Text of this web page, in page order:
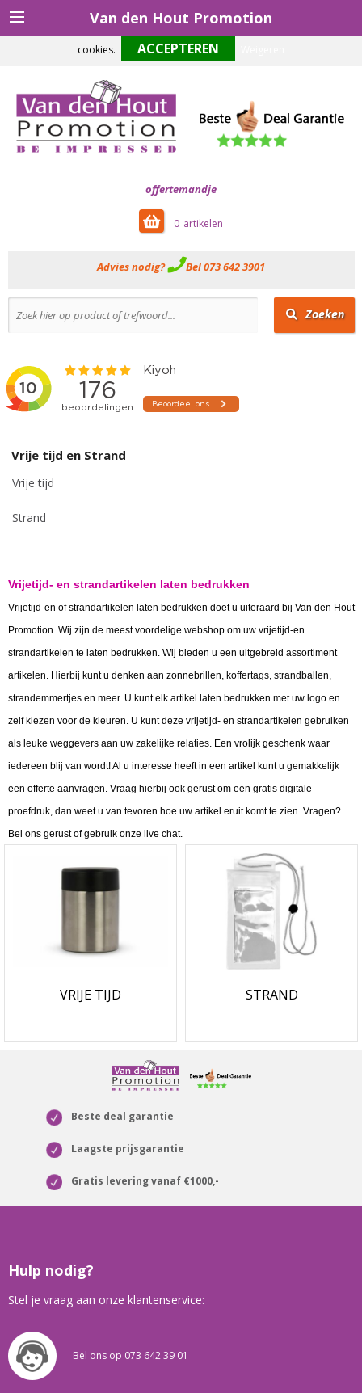
Van den Hout Promotion
offertemandje
0
Advies nodig? Bel 073 642 3901
Zoeken
Vrije tijd en Strand
Vrije tijd
Strand
Vrijetijd- en strandartikelen laten bedrukken
Vrijetijd-en of strandartikelen laten bedrukken doet u uiteraard bij Van den Hout
Promotion. Wij zijn de meest voordelige webshop om uw vrijetijd-en
strandartikelen te laten bedrukken. Wij bieden u een uitgebreid assortiment
artikelen. Hierbij kunt u denken aan zonnebrillen, koffertags, strandballen,
strandemmertjes en meer. U kunt elk artikel laten bedrukken met uw logo en
zelf kiezen voor de kleuren. U kunt deze vrijetijd- en strandartikelen gebruiken
als leuke weggevers aan uw zakelijke relaties. Een vrolijk geschenk waar
iedereen blij van wordt! Al u interesse heeft in een artikel kunt u gemakkelijk
een offerte aanvragen. Vraag hierbij ook gerust om een gratis digitale
proefdruk, dan weet u van tevoren hoe uw artikel eruit komt te zien. Vragen?
Bel ons gerust of gebruik onze live chat.
VRIJE TIJD STRAND
Beste deal garantie
Laagste prijsgarantie
Gratis levering vanaf €1000,-
Hulp nodig?
Stel je vraag aan onze klantenservice:
Bel ons op 073 642 39 01
Om onze website optimaal te laten functioneren maken wij gebruik van
cookies.